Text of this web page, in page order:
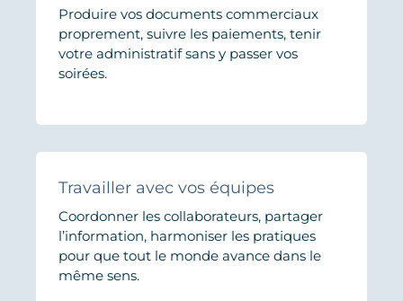
Produire vos documents commerciaux
proprement, suivre les paiements, tenir
votre administratif sans y passer vos
soirées.
Travailler avec vos équipes
Coordonner les collaborateurs, partager
l’information, harmoniser les pratiques
pour que tout le monde avance dans le
même sens.